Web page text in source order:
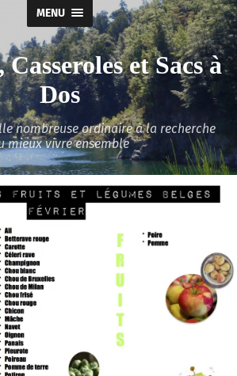
MENU
Casseroles et Sacs à
Dos
nombreuse ordinaire à la recherche
mieux vivre ensemble